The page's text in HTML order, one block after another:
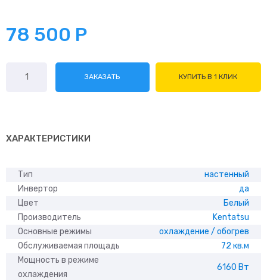
78 500 Р
товара
ЗАКАЗАТЬ КУПИТЬ В 1 КЛИК
ХАРАКТЕРИСТИКИ
Тип
настенный
Инвертор
да
Цвет
Белый
Производитель
Kentatsu
Основные режимы
охлаждение / обогрев
Обслуживаемая площадь
72 кв.м
Мощность в режиме
охлаждения
6160 Вт